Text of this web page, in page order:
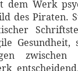
Werk
des Piraten.
Gesundheit,
zwischen